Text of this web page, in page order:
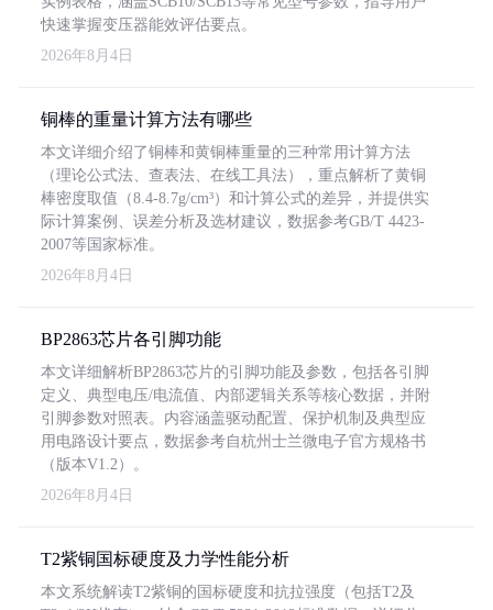
快速掌握变压器能效评估要点。
2026年8月4日
铜棒的重量计算方法有哪些
本文详细介绍了铜棒和黄铜棒重量的三种常用计算方法
（理论公式法、查表法、在线工具法），重点解析了黄铜
棒密度取值（8.4-8.7g/cm³）和计算公式的差异，并提供实
际计算案例、误差分析及选材建议，数据参考GB/T 4423-
2007等国家标准。
2026年8月4日
BP2863芯片各引脚功能
本文详细解析BP2863芯片的引脚功能及参数，包括各引脚
定义、典型电压/电流值、内部逻辑关系等核心数据，并附
引脚参数对照表。内容涵盖驱动配置、保护机制及典型应
用电路设计要点，数据参考自杭州士兰微电子官方规格书
（版本V1.2）。
2026年8月4日
T2紫铜国标硬度及力学性能分析
本文系统解读T2紫铜的国标硬度和抗拉强度（包括T2及